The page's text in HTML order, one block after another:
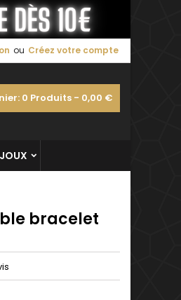
ou Créez votre compte
0 Produits - 0,00 €
bracelet